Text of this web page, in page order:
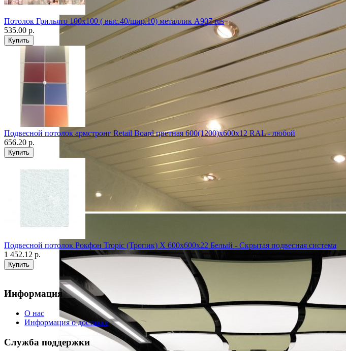
Потолок Грильято 100х100 ( выс.40/шир.10) металлик А907 rus
535.00 р.
Подвесной потолок армстронг Retail Board цветная 600(1200)x600x12 RAL - любой
656.20 р.
Подвесной потолок Рокфон Tropic (Тропик) X 600x600x22 Белый - Скрытая подвесная система
1 452.12 р.
Информация
О нас
Информация о доставке
Служба поддержки